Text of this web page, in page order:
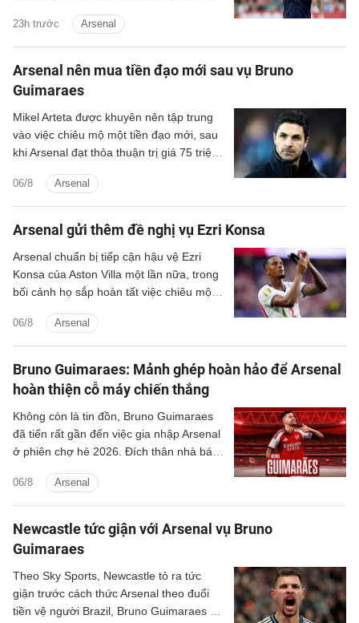
23h trước Arsenal
một và hướng đến một mùa giải thành
công hơn nữa.
Arsenal nên mua tiền đạo mới sau vụ Bruno
Guimaraes
06/8 Arsenal
Mikel Arteta được khuyên nên tập trung
vào việc chiêu mộ một tiền đạo mới, sau
khi Arsenal đạt thỏa thuận trị giá 75 triệu
Arsenal gửi thêm đề nghị vụ Ezri Konsa
06/8 Arsenal
Arsenal chuẩn bị tiếp cận hậu vệ Ezri
Konsa của Aston Villa một lần nữa, trong
bối cảnh họ sắp hoàn tất việc chiêu mộ
Newcastle.
Bruno Guimaraes: Mảnh ghép hoàn hảo để Arsenal
hoàn thiện cỗ máy chiến thắng
06/8 Arsenal
Không còn là tin đồn, Bruno Guimaraes
đã tiến rất gần đến việc gia nhập Arsenal
ở phiên chợ hè 2026. Đích thân nhà báo
nhận thương vụ sắp sửa được hoàn tất.
Dự kiến theo lịch tiền vệ người Brazil sẽ
bay về London trong hôm nay, bắt đầu
buổi kiểm tra y tế và hoàn tất các thủ tục
còn lại để chuẩn bị cho ra mắt đội bóng
mới.
Newcastle tức giận với Arsenal vụ Bruno
Guimaraes
Theo Sky Sports, Newcastle tỏ ra tức
giận trước cách thức Arsenal theo đuổi
tiền vệ người Brazil, Bruno Guimaraes ở